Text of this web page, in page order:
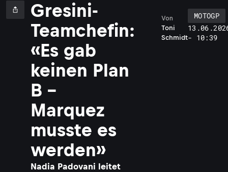
Gresini-
Teamchefin:
«Es gab
keinen Plan
B –
Marquez
musste es
werden»
Nadia Padovani leitet
Toni
Schmidt
Von
MOTOGP
- 10:39